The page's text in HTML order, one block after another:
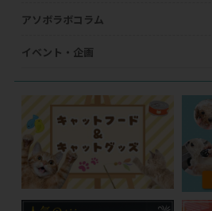
アソボラボコラム
イベント・企画